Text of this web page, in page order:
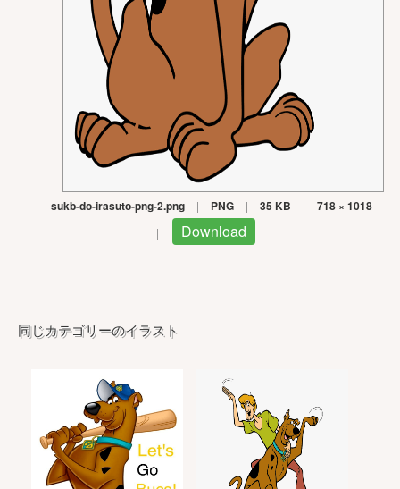
sukb-do-irasuto-png-2.png | PNG | 35 KB | 718 × 1018
| Download
同じカテゴリーのイラスト